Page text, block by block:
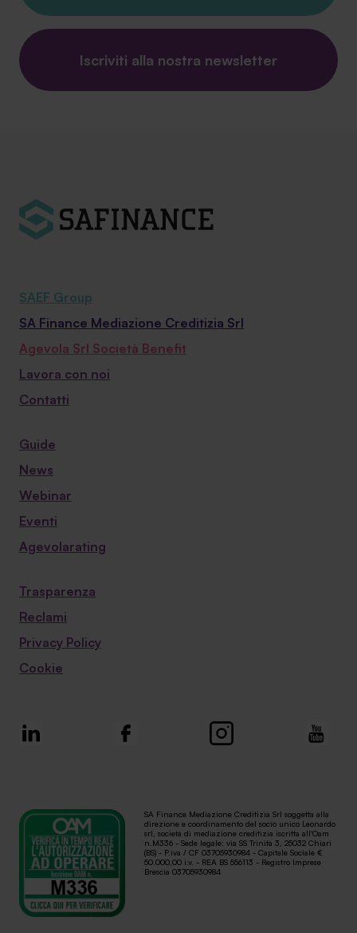
Iscriviti alla nostra newsletter
SAEF Group
SA Finance Mediazione Creditizia Srl
Agevola Srl Società Benefit
Lavora con noi
Contatti
Guide
News
Webinar
Eventi
Agevolarating
Trasparenza
Reclami
Privacy Policy
Cookie
SA Finance Mediazione Creditizia Srl soggetta alla
direzione e coordinamento del socio unico Leonardo
srl, società di mediazione creditizia iscritta all'Oam
n.M336 - Sede legale: via SS Trinità 3, 25032 Chiari
(BS) - P.iva / CF 03705930984 - Capitale Sociale €
50.000,00 i.v. - REA BS 556113 - Registro Imprese
Brescia 03705930984